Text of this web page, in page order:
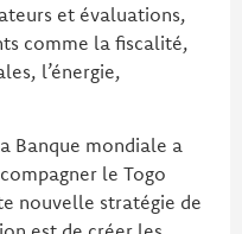
et évaluations,
comme la fiscalité,
l’énergie,
Banque mondiale a
le Togo
nouvelle stratégie de